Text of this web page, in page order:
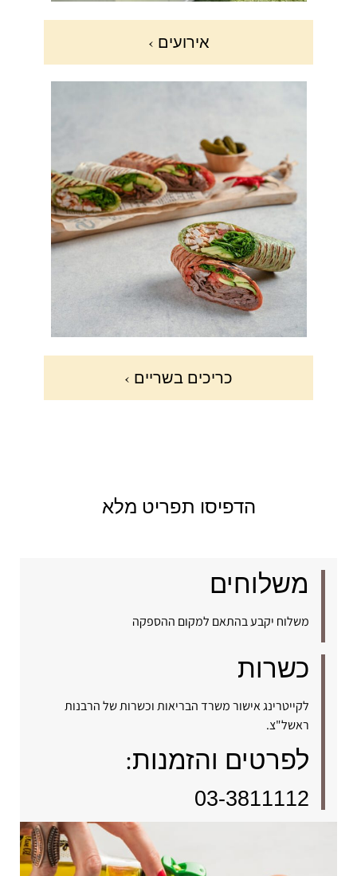
אירועים ›
כריכים בשריים ›
הדפיסו תפריט מלא
משלוחים
משלוח יקבע בהתאם למקום ההספקה
כשרות
לקייטרינג אישור משרד הבריאות וכשרות של הרבנות
ראשל"צ.
לפרטים והזמנות:
03-3811112